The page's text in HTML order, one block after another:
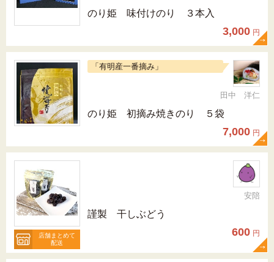
のり姫 味付けのり ３本入
3,000 円
「有明産一番摘み」
田中 洋仁
のり姫 初摘み焼きのり ５袋
7,000 円
店舗まとめて
配送
安陪
謹製 干しぶどう
600 円